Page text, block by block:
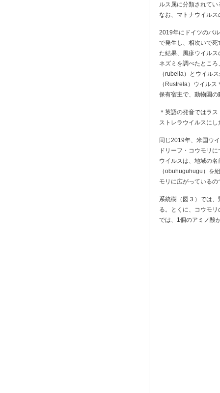
ルス属に分類されて
なお、マトナウイル
2019年にドイツのバ
で発生し、相次いで
た結果、風疹ウイル
ネズミを調べたとこ
（rubella）とウイル
（Rustrela）ウイル
保有宿主で、動物園
＊英語の発音ではラ
ストレラウイルスにし
同じ2019年、米国ウ
ドリーフ・コウモリ
ウイルスは、地域の
（obuhuguhugu）を
モリに広がっている
系統樹（図３）では
る。とくに、コウモ
では、1個のアミノ酸